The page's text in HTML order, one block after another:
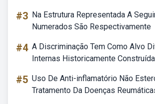
#3 Na Estrutura Representada A
Numerados São Respectivamente
#4 A Discriminação Tem Como Alvo
Internas Historicamente
#5 Uso De Anti-inflamatório Não
Tratamento Da Doenças